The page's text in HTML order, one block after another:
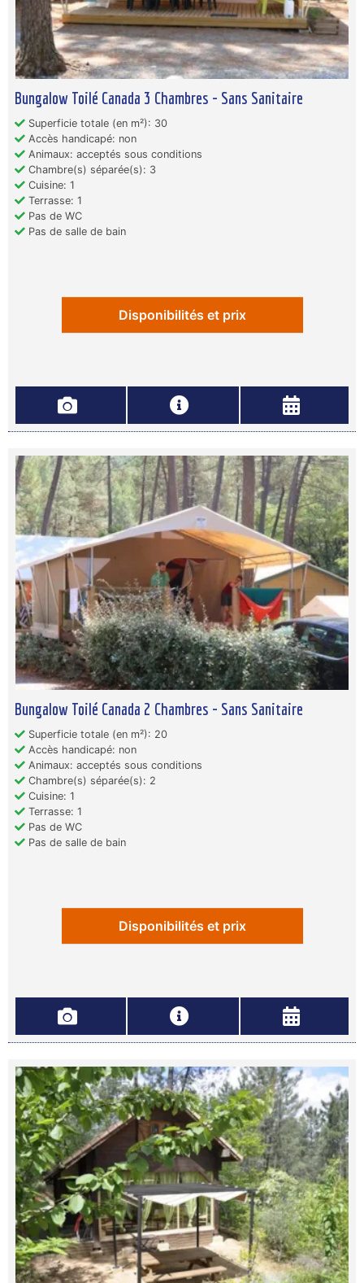
Bungalow Toilé Canada 3 Chambres - Sans Sanitaire
Superficie totale (en m²): 30
Accès handicapé: non
Animaux: acceptés sous conditions
Chambre(s) séparée(s): 3
Cuisine: 1
Terrasse: 1
Pas de WC
Pas de salle de bain
Disponibilités et prix
Bungalow Toilé Canada 2 Chambres - Sans Sanitaire
Superficie totale (en m²): 20
Accès handicapé: non
Animaux: acceptés sous conditions
Chambre(s) séparée(s): 2
Cuisine: 1
Terrasse: 1
Pas de WC
Pas de salle de bain
Disponibilités et prix